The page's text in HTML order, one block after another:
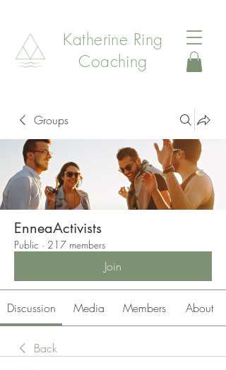
Katherine Ring
Coaching
Groups
EnneaActivists
Public · 217 members
Join
Discussion Media Members About
Back